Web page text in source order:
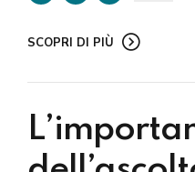
SCOPRI DI PIÙ